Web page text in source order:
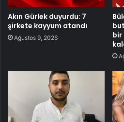
Akın Gürlek duyurdu: 7
şirkete kayyum atandı
Ağustos 9, 2026
bir